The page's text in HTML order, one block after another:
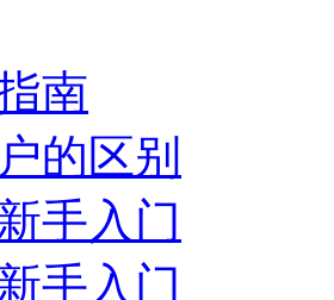
南
的区别
手入门
手入门